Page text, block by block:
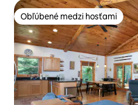
Obľúbené medzi hosťami
Obľúbené medzi hosťami